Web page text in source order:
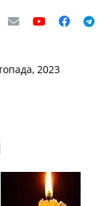
2023